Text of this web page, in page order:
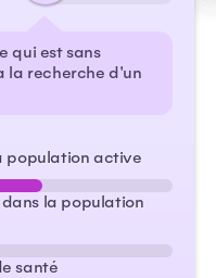
qui est sans
la recherche d'un
population active
la population
santé